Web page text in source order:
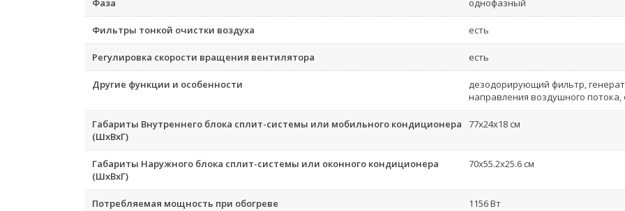
Фаза однофазный
Фильтры тонкой очистки воздуха есть
Регулировка скорости вращения вентилятора есть
Другие функции и особенности
дезодорирующий фильтр,
направления воздушного
Габариты Внутреннего блока сплит-системы или мобильного кондиционера
(ШxВxГ)
77x24x18 см
Габариты Наружного блока сплит-системы или оконного кондиционера
(ШxВxГ)
70x55.2x25.6 см
Потребляемая мощность при обогреве 1156 Вт